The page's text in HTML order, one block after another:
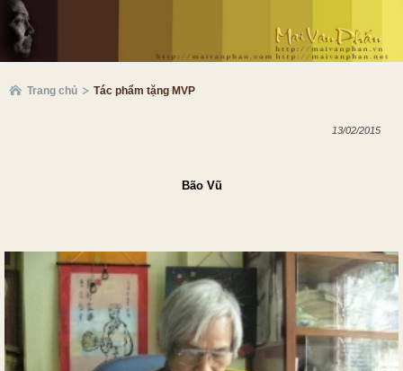
Trang chủ Tác phẩm tặng MVP
13/02/2015
Bão Vũ